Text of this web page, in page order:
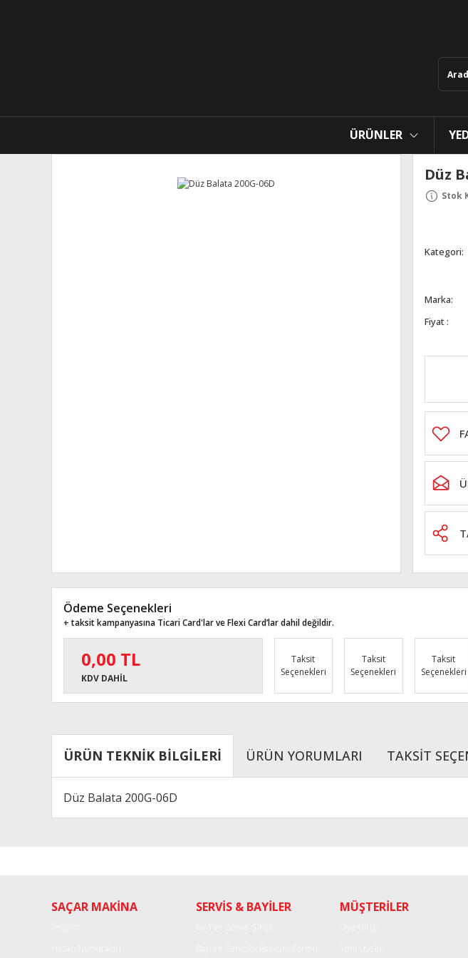
ÜRÜNLER
Düz
Stok
Kategori
Marka
Fiyat
Ödeme Seçenekleri
+ taksit kampanyasına Ticari Card'lar ve Flexi Card’lar dahil değildir.
0,00 TL
KDV DAHİL
Taksit
Seçenekleri
Taksit
Seçenekleri
Taksit
Seçenekleri
ÜRÜN TEKNİK BİLGİLERİ ÜRÜN YORUMLARI TAKSİT
Düz Balata 200G-06D
Ürün açıklamasında eksik bilgiler bulunuyor.
SAÇAR MAKİNA SERVİS & BAYİLER MÜŞTERİLER